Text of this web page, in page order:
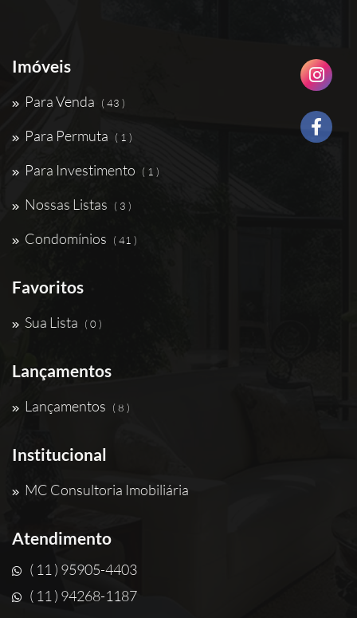
Imóveis
Para Venda ( 43 )
Para Permuta ( 1 )
Para Investimento ( 1 )
Nossas Listas ( 3 )
Condomínios ( 41 )
Favoritos
Sua Lista ( 0 )
Lançamentos
Lançamentos ( 8 )
Institucional
MC Consultoria Imobiliária
Atendimento
( 11 ) 95905-4403
( 11 ) 94268-1187